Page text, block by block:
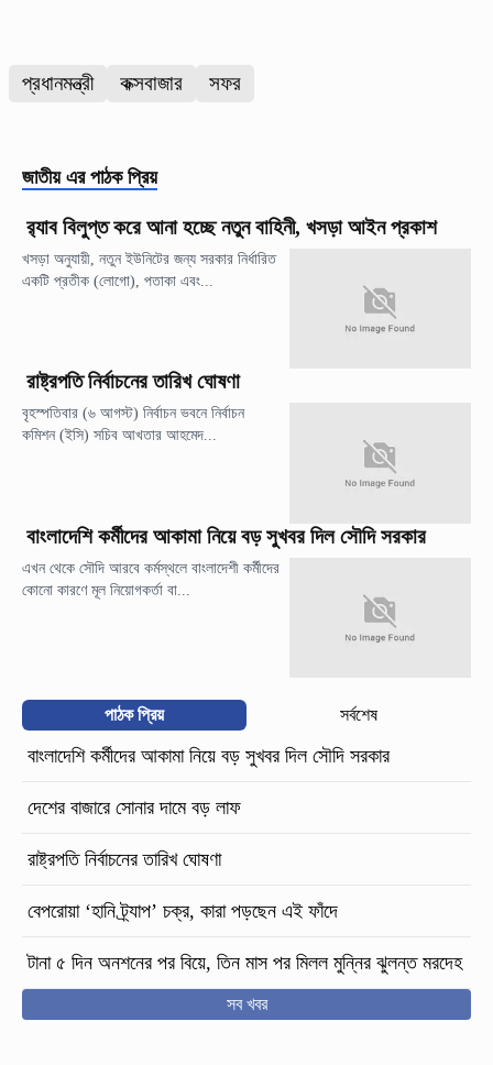
প্রধানমন্ত্রী কক্সবাজার সফর
জাতীয় এর পাঠক প্রিয়
র‍্যাব বিলুপ্ত করে আনা হচ্ছে নতুন বাহিনী, খসড়া আইন প্রকাশ
খসড়া অনুযায়ী, নতুন ইউনিটের জন্য সরকার নির্ধারিত
একটি প্রতীক (লোগো), পতাকা এবং...
রাষ্ট্রপতি নির্বাচনের তারিখ ঘোষণা
বৃহস্পতিবার (৬ আগস্ট) নির্বাচন ভবনে নির্বাচন
কমিশন (ইসি) সচিব আখতার আহমেদ...
বাংলাদেশি কর্মীদের আকামা নিয়ে বড় সুখবর দিল সৌদি সরকার
এখন থেকে সৌদি আরবে কর্মস্থলে বাংলাদেশী কর্মীদের
কোনো কারণে মূল নিয়োগকর্তা বা...
পাঠক প্রিয় সর্বশেষ
বাংলাদেশি কর্মীদের আকামা নিয়ে বড় সুখবর দিল সৌদি সরকার
দেশের বাজারে সোনার দামে বড় লাফ
রাষ্ট্রপতি নির্বাচনের তারিখ ঘোষণা
বেপরোয়া ‘হানি ট্র্যাপ’ চক্র, কারা পড়ছেন এই ফাঁদে
টানা ৫ দিন অনশনের পর বিয়ে, তিন মাস পর মিলল মুন্নির ঝুলন্ত মরদেহ
সব খবর